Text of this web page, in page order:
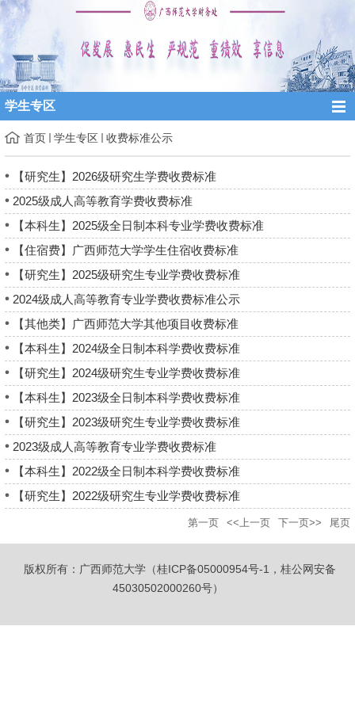
学生专区
首页 学生专区 收费标准公示
【研究生】2026级研究生学费收费标准
2025级成人高等教育学费收费标准
【本科生】2025级全日制本科专业学费收费标准
【住宿费】广西师范大学学生住宿收费标准
【研究生】2025级研究生专业学费收费标准
2024级成人高等教育专业学费收费标准公示
【其他类】广西师范大学其他项目收费标准
【本科生】2024级全日制本科学费收费标准
【研究生】2024级研究生专业学费收费标准
【本科生】2023级全日制本科学费收费标准
【研究生】2023级研究生专业学费收费标准
2023级成人高等教育专业学费收费标准
【本科生】2022级全日制本科学费收费标准
【研究生】2022级研究生专业学费收费标准
第一页 <<上一页 下一页>> 尾页
版权所有：广西师范大学（桂ICP备05000954号-1，桂公网安备
45030502000260号）